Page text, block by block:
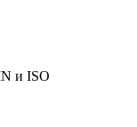
и ISO